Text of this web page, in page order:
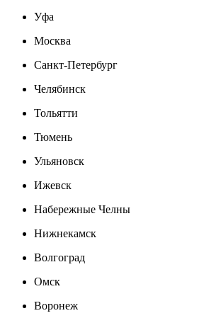
Уфа
Москва
Санкт-Петербург
Челябинск
Тольятти
Тюмень
Ульяновск
Ижевск
Набережные Челны
Нижнекамск
Волгоград
Омск
Воронеж